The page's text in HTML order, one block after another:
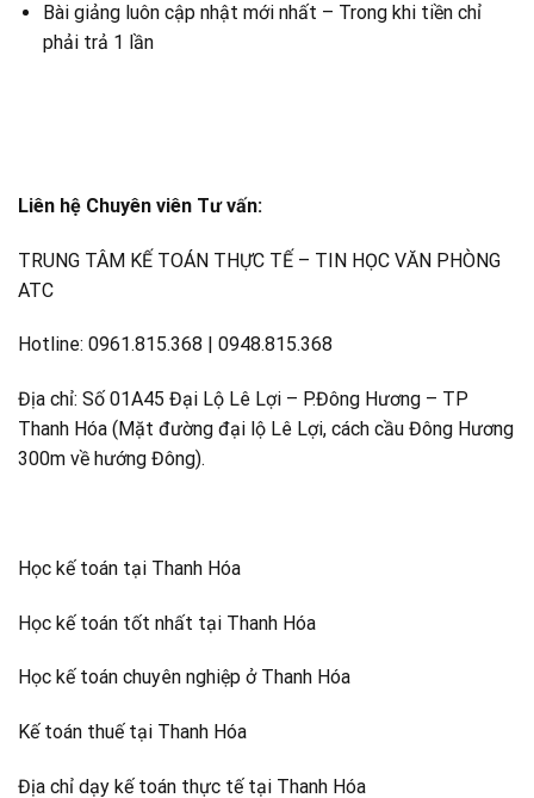
Bài giảng luôn cập nhật mới nhất – Trong khi tiền chỉ
phải trả 1 lần
Liên hệ Chuyên viên Tư vấn:
TRUNG TÂM KẾ TOÁN THỰC TẾ – TIN HỌC VĂN PHÒNG
ATC
Hotline: 0961.815.368 | 0948.815.368
Địa chỉ: Số 01A45 Đại Lộ Lê Lợi – P.Đông Hương – TP
Thanh Hóa (Mặt đường đại lộ Lê Lợi, cách cầu Đông Hương
300m về hướng Đông).
Học kế toán tại Thanh Hóa
Học kế toán tốt nhất tại Thanh Hóa
Học kế toán chuyên nghiệp ở Thanh Hóa
Kế toán thuế tại Thanh Hóa
Địa chỉ dạy kế toán thực tế tại Thanh Hóa